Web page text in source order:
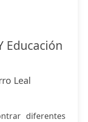
Educación
Leal
diferentes